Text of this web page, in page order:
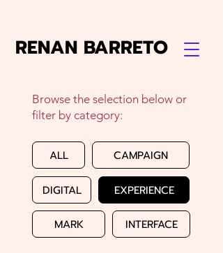
RENAN BARRETO
Browse the selection below or
filter by category:
ALL CAMPAIGN
DIGITAL EXPERIENCE
MARK INTERFACE